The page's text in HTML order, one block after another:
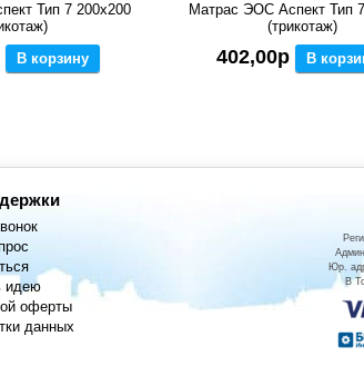
Тип 7 200x200
В корзину
Матрас ЭОС Аспект Тип
(трикотаж)
402,00р В
идею
оферты
данных
Юр.
В